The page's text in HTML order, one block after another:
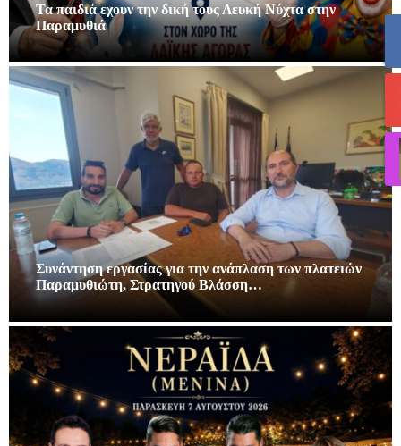
Τα παιδιά εχουν την δική τους Λευκή Νύχτα στην
Παραμυθιά
Συνάντηση εργασίας για την ανάπλαση των πλατειών
Παραμυθιώτη, Στρατηγού Βλάσση…